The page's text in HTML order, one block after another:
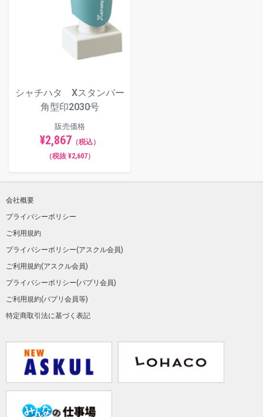
シャチハタ Xスタンパー
角型印2030号
販売価格
¥2,867 （税込）
（税抜 ¥2,607）
会社概要
プライバシーポリシー
ご利用規約
プライバシーポリシー(アスクル会員)
ご利用規約(アスクル会員)
プライバシーポリシー(パプリ会員)
ご利用規約(パプリ会員等)
特定商取引法に基づく表記